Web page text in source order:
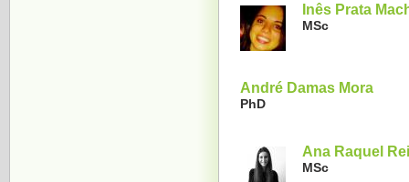
Inês Prata
MSc
André Damas Mora
PhD
Ana Raquel
MSc